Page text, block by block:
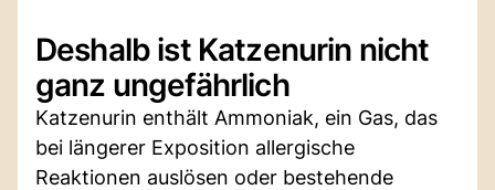
Deshalb ist Katzenurin nicht
ganz ungefährlich
Katzenurin enthält Ammoniak, ein Gas, das
bei längerer Exposition allergische
Reaktionen auslösen oder bestehende